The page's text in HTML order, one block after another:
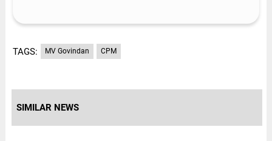
TAGS: MV Govindan CPM
SIMILAR NEWS